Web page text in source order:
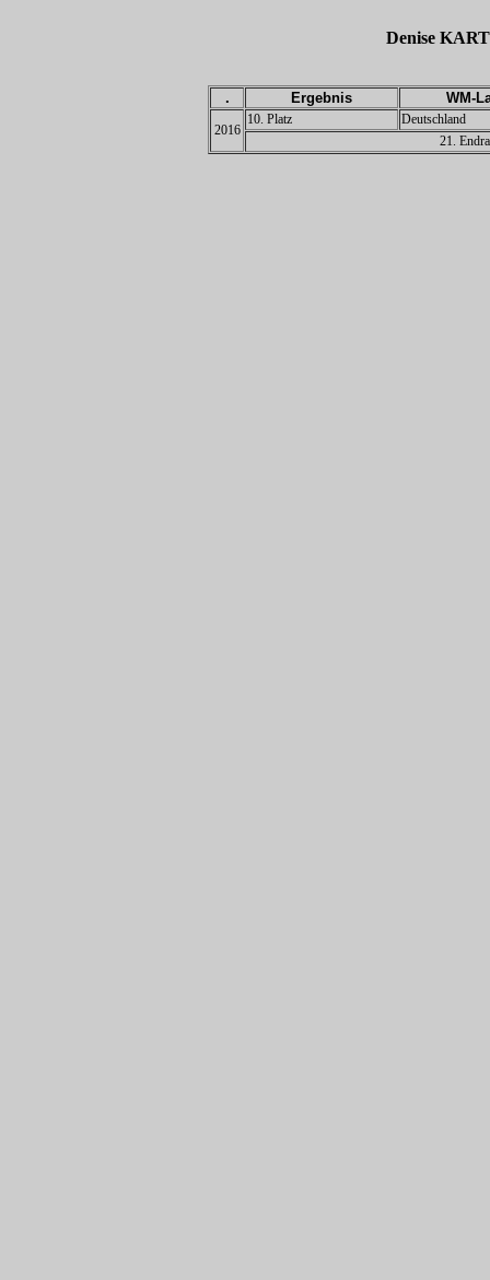
Denise
. Ergebnis WM-
2016
10. Platz
Deutschland
21.